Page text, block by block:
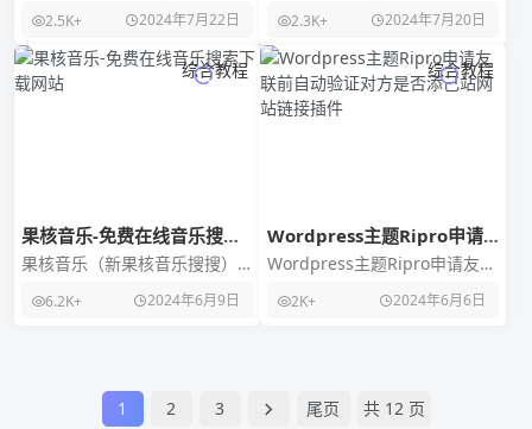
的实用在线工具，包括文本
类、文档类、图
2.5K+ 2024年7月22日
的中文 web 字体库，
2.3K+ 2024年7月20日
综合教程
果核音乐-免费在线音乐搜索
下载网站
果核音乐（新果核音乐搜搜）
网站，网站提供音乐搜索和下
6.2K+ 2024年6月9日
综合教程
Wordpress主题Ripro申请
友联前自动验证对方是否添己
站网站链接插件
Wordpress主题Ripro申请友联
站链接插件，站长很多时候需
2K+ 2024年6月6日
1 2 3 尾页 共 12 页